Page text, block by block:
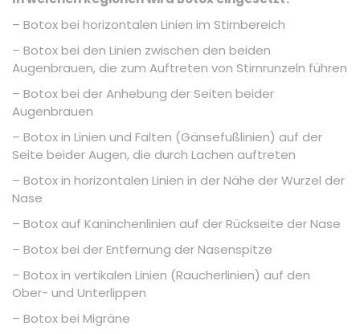
– Botox bei horizontalen Linien im Stirnbereich
– Botox bei den Linien zwischen den beiden
Augenbrauen, die zum Auftreten von Stirnrunzeln führen
– Botox bei der Anhebung der Seiten beider
Augenbrauen
– Botox in Linien und Falten (Gänsefußlinien) auf der
Seite beider Augen, die durch Lachen auftreten
– Botox in horizontalen Linien in der Nähe der Wurzel der
Nase
– Botox auf Kaninchenlinien auf der Rückseite der Nase
– Botox bei der Entfernung der Nasenspitze
– Botox in vertikalen Linien (Raucherlinien) auf den
Ober- und Unterlippen
– Botox bei Migräne